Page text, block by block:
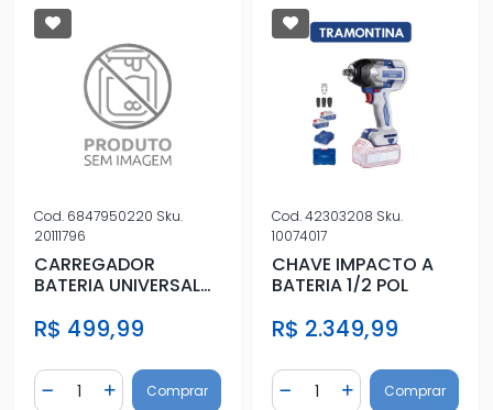
Cod. 6847950220 Sku.
20111796
CARREGADOR
BATERIA UNIVERSAL
R$ 499,99
Diminuir Quantidade
Quantidade
Adicionar Quantidade
Comprar
Cod.42303208 Sku.
10074017
CHAVE IMPACTO A
BATERIA 1/2 POL
R$ 2.349,99
Diminuir Quantidade
Quantidade
AdicionarComprar